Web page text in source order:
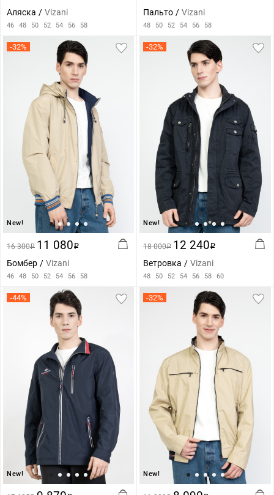
Аляска Vizani
46 48 50 52 54 56 58
Пальто Vizani
48 50 52 54 56 58
-32%
New!
16 300i 11 080i
Бомбер Vizani
46 48 50 52 54 56 58
-32%
New!
18 000i 12 240i
Ветровка Vizani
48 50 52 54 56 58 60
-44%
New!
-32%
New!